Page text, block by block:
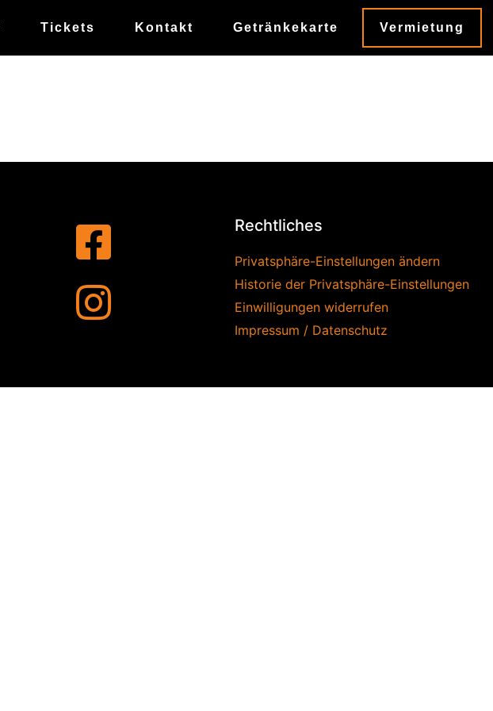
Tickets Kontakt Getränkekarte Vermietung
Rechtliches
Privatsphäre-Einstellungen ändern
Historie der Privatsphäre-Einstellungen
Einwilligungen widerrufen
Impressum / Datenschutz